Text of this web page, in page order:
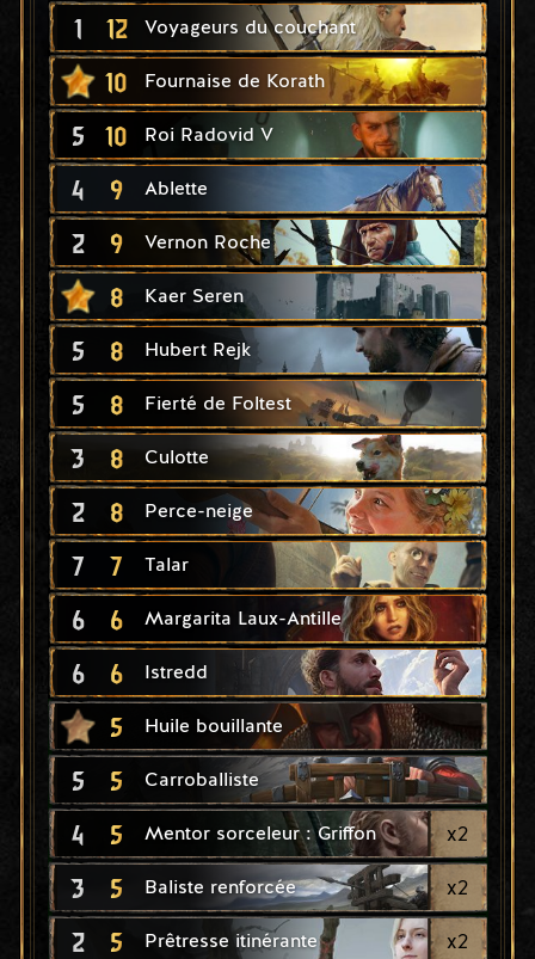
1 12 Voyageurs du couchant
10 Fournaise de Korath
5 10 Roi Radovid V
4 9 Ablette
2 9 Vernon Roche
8 Kaer Seren
5 8 Hubert Rejk
5 8 Fierté de Foltest
3 8 Culotte
2 8 Perce-neige
7 7 Talar
6 6 Margarita Laux-Antille
6 6 Istredd
5 Huile bouillante
5 5 Carroballiste
4 5 Mentor sorceleur : Griffon x2
3 5 Baliste renforcée x2
2 5 Prêtresse itinérante x2